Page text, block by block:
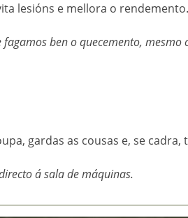
lesións e mellora o
ben o quecemento, mesmo
gardas as cousas e, se
á sala de máquinas.